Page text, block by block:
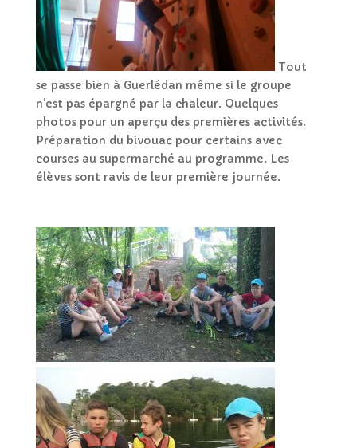
Tout
se passe bien à Guerlédan même si le groupe
n’est pas épargné par la chaleur. Quelques
photos pour un aperçu des premières activités.
Préparation du bivouac pour certains avec
courses au supermarché au programme. Les
élèves sont ravis de leur première journée.